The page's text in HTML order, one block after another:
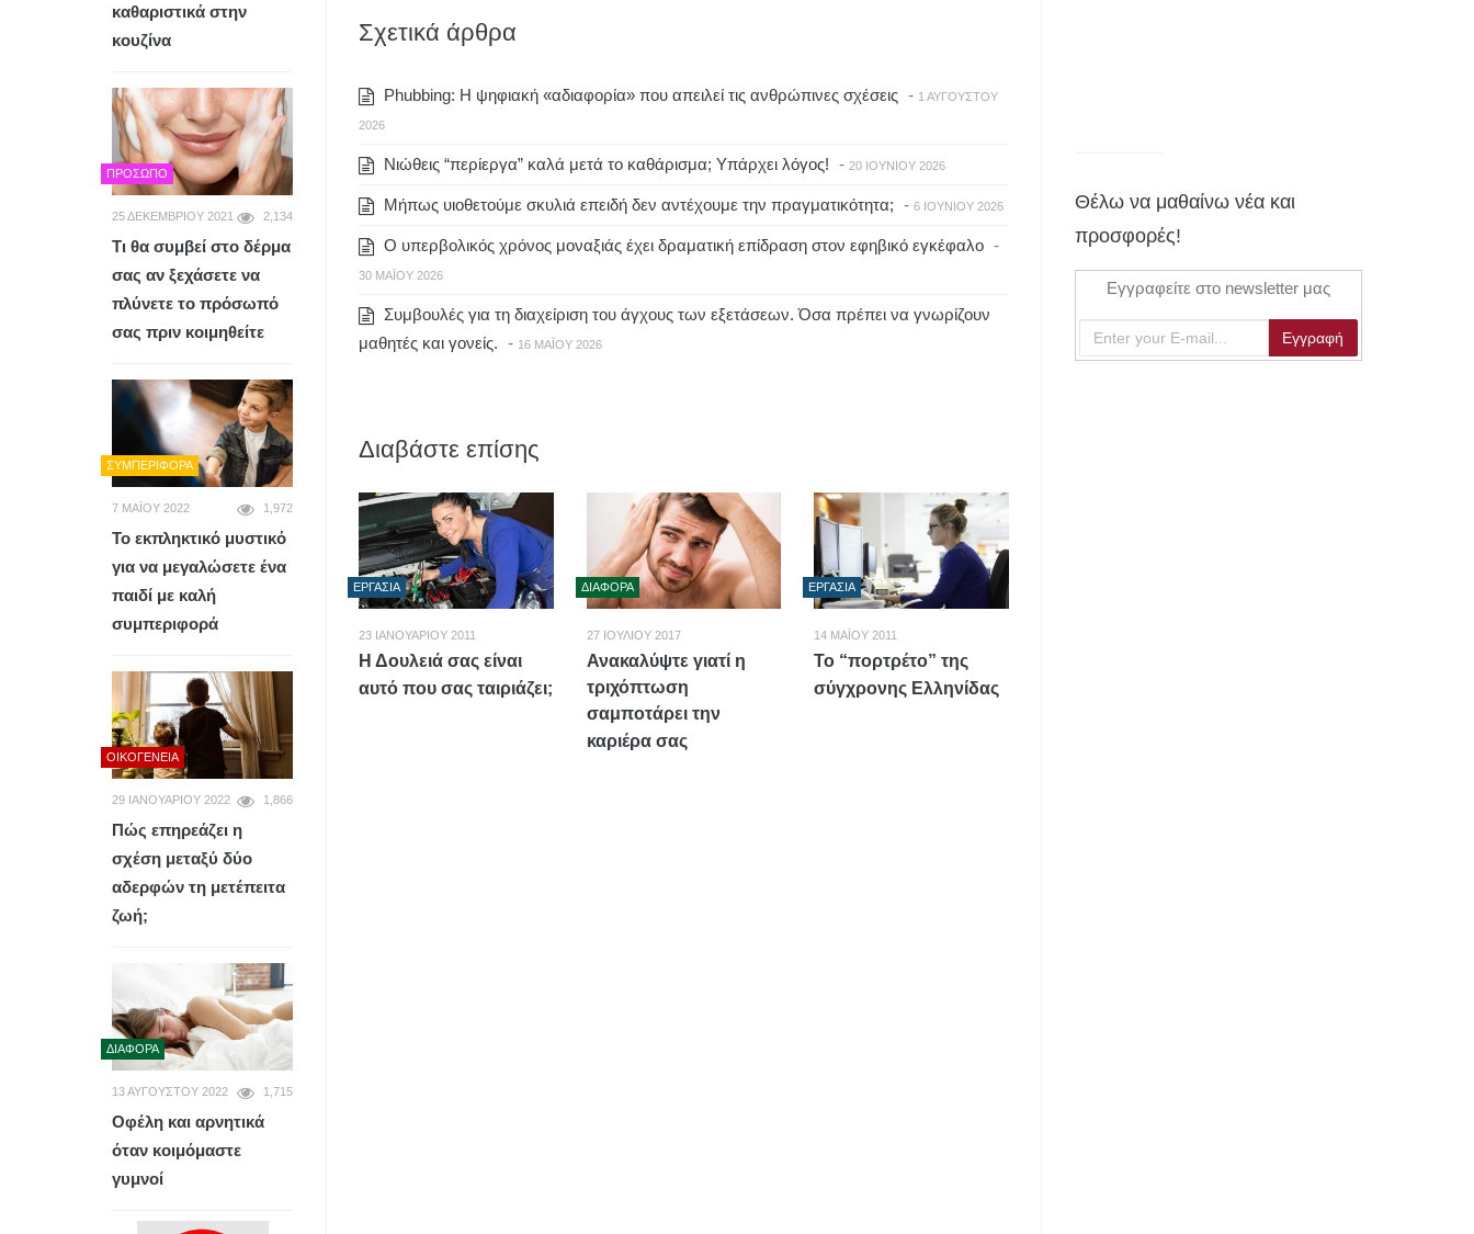
Σχετικά άρθρα
Phubbing: Η ψηφιακή «αδιαφορία» που απειλεί τις ανθρώπινες σχέσεις - 1 ΑΥΓΟΎΣΤΟΥ
2026
Νιώθεις “περίεργα” καλά μετά το καθάρισμα; Υπάρχει λόγος! - 20 ΙΟΥΝΊΟΥ 2026
Μήπως υιοθετούμε σκυλιά επειδή δεν αντέχουμε την πραγματικότητα; - 6 ΙΟΥΝΊΟΥ 2026
Ο υπερβολικός χρόνος μοναξιάς έχει δραματική επίδραση στον εφηβικό εγκέφαλο -
30 ΜΑΪ́ΟΥ 2026
Συμβουλές για τη διαχείριση του άγχους των εξετάσεων. Όσα πρέπει να γνωρίζουν
μαθητές και γονείς. - 16 ΜΑΪ́ΟΥ 2026
Διαβάστε επίσης
ΕΡΓΑΣΊΑ
23 ΙΑΝΟΥΑΡΊΟΥ 2011
Η Δουλειά σας είναι
αυτό που σας ταιριάζει;
ΔΙΆΦΟΡΑ
27 ΙΟΥΛΊΟΥ 2017
Ανακαλύψτε γιατί η
τριχόπτωση
σαμποτάρει την
καριέρα σας
ΕΡΓΑΣΊΑ
14 ΜΑΪ́ΟΥ 2011
Το “πορτρέτο” της
σύγχρονης Ελληνίδας
Θέλω να μαθαίνω νέα και
προσφορές!
Εγγραφείτε στο newsletter μας
καθαριστικά στην
κουζίνα
ΠΡΌΣΩΠΟ
25 ΔΕΚΕΜΒΡΊΟΥ 2021 2,134
Τι θα συμβεί στο δέρμα
σας αν ξεχάσετε να
πλύνετε το πρόσωπό
σας πριν κοιμηθείτε
ΣΥΜΠΕΡΙΦΟΡΆ
7 ΜΑΪ́ΟΥ 2022 1,972
Το εκπληκτικό μυστικό
για να μεγαλώσετε ένα
παιδί με καλή
συμπεριφορά
ΟΙΚΟΓΈΝΕΙΑ
29 ΙΑΝΟΥΑΡΊΟΥ 2022 1,866
Πώς επηρεάζει η
σχέση μεταξύ δύο
αδερφών τη μετέπειτα
ζωή;
ΔΙΆΦΟΡΑ
13 ΑΥΓΟΎΣΤΟΥ 2022 1,715
Οφέλη και αρνητικά
όταν κοιμόμαστε
γυμνοί